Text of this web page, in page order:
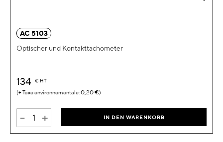
AC 5103
Optischer und Kontakttachometer
134 € HT
0,20 €
- + IN DEN WARENKORB